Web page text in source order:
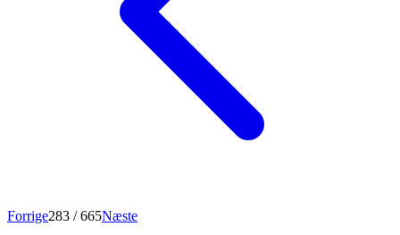
Forrige283 / 665Næste